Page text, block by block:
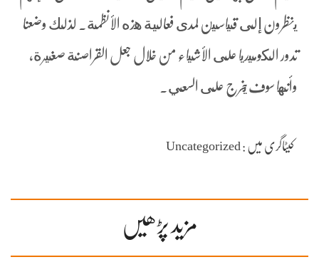
ينظرون إلى قياسين لمدى فعالية هذه الأنظمة. لذلك وضعنا
تدور الكوميديا على الأشياء من خلال جعل القراصنة صغيرة،
وأنها سوف يخرج على السعي.
کیٹاگری میں : Uncategorized
مزید پڑھیں